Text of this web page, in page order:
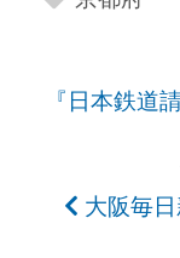
『日本鉄道
大阪毎